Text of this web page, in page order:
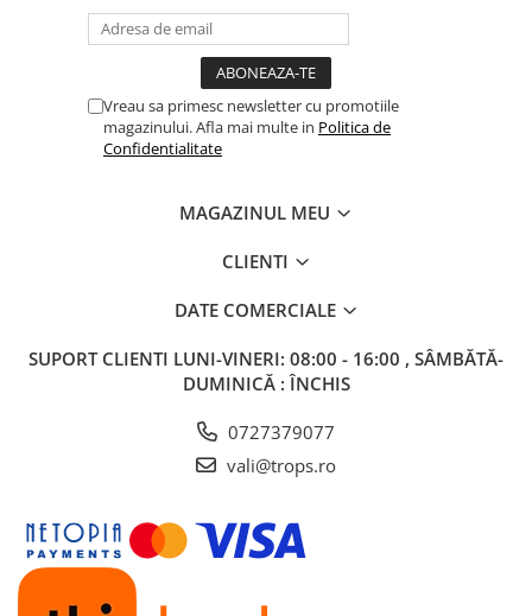
Vreau sa primesc newsletter cu promotiile
magazinului. Afla mai multe in Politica de
Confidentialitate
MAGAZINUL MEU
CLIENTI
DATE COMERCIALE
SUPORT CLIENTI LUNI-VINERI: 08:00 - 16:00 , SÂMBĂTĂ-
DUMINICĂ : ÎNCHIS
0727379077
vali@trops.ro